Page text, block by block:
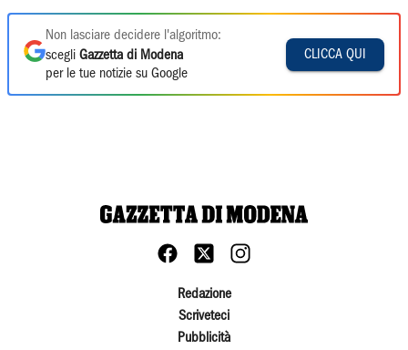
Non lasciare decidere l'algoritmo:
scegli Gazzetta di Modena
per le tue notizie su Google
CLICCA QUI
Redazione
Scriveteci
Pubblicità